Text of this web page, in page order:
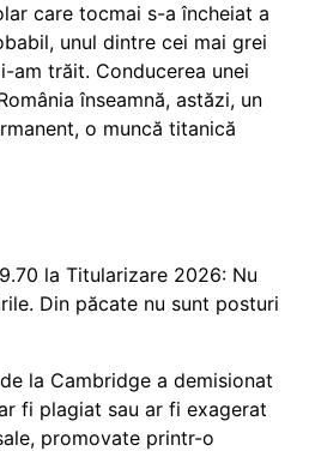
care tocmai s-a încheiat a
unul dintre cei mai grei
am trăit. Conducerea unei
înseamnă, astăzi, un
o muncă titanică
la Titularizare 2026: Nu
Din păcate nu sunt posturi
la Cambridge a demisionat
fi plagiat sau ar fi exagerat
promovate printr-o